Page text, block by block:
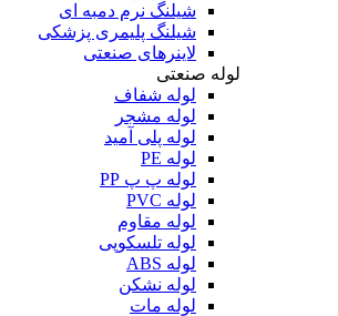
شیلنگ نرم دمبه ای
شیلنگ پلیمری پزشکی
لاینرهای صنعتی
لوله صنعتی
لوله شفاف
لوله مشجر
لوله پلی آمید
لوله PE
لوله پ پ PP
لوله PVC
لوله مقاوم
لوله تلسکوپی
لوله ABS
لوله نشکن
لوله مات